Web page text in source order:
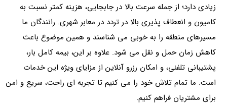
زیادی دارد؛ از جمله سرعت بالا در جابجایی، هزینه کمتر نسبت به
کامیون و انعطاف‌ پذیری بالا در تردد در معابر شهری. رانندگان ما
مسیرهای منطقه را به‌ خوبی می شناسند و همین موضوع باعث
کاهش زمان حمل‌ و نقل می‌ شود. علاوه بر این، بیمه کامل بار،
پشتیبانی تلفنی، و امکان رزرو آنلاین از مزایای ویژه‌ این خدمات
است. ما تمام تلاش خود را می کنیم تا تجربه ای راحت، سریع و امن
برای مشتریان فراهم کنیم.